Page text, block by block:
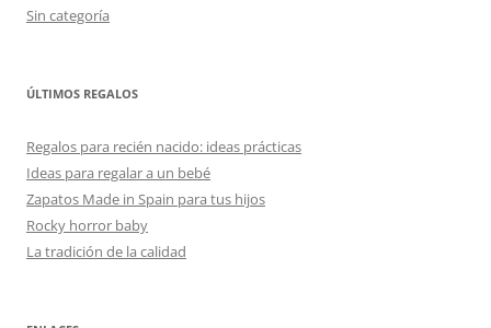
Sin categoría
ÚLTIMOS REGALOS
Regalos para recién nacido: ideas prácticas
Ideas para regalar a un bebé
Zapatos Made in Spain para tus hijos
Rocky horror baby
La tradición de la calidad